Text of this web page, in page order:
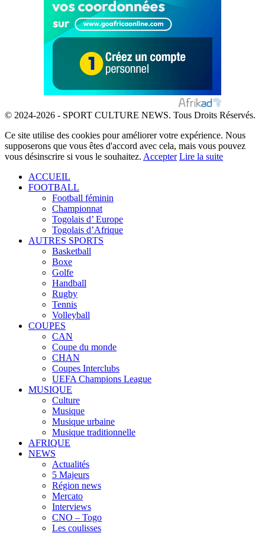
© 2024-2026 - SPORT CULTURE NEWS. Tous Droits Réservés.
Ce site utilise des cookies pour améliorer votre expérience. Nous
supposerons que vous êtes d'accord avec cela, mais vous pouvez
vous désinscrire si vous le souhaitez. Accepter Lire la suite
ACCUEIL
FOOTBALL
Football féminin
Championnat
Togolais d’ Europe
Togolais d’Afrique
AUTRES SPORTS
Basketball
Boxe
Golfe
Handball
Rugby
Tennis
Volleyball
COUPES
CAN
Coupe du monde
CHAN
Coupes Interclubs
UEFA Champions League
MUSIQUE
Culture
Musique
Musique urbaine
Musique traditionnelle
AFRIQUE
NEWS
Actualités
5 Majeurs
Région news
Mercato
Interviews
CNO – Togo
Les coulisses